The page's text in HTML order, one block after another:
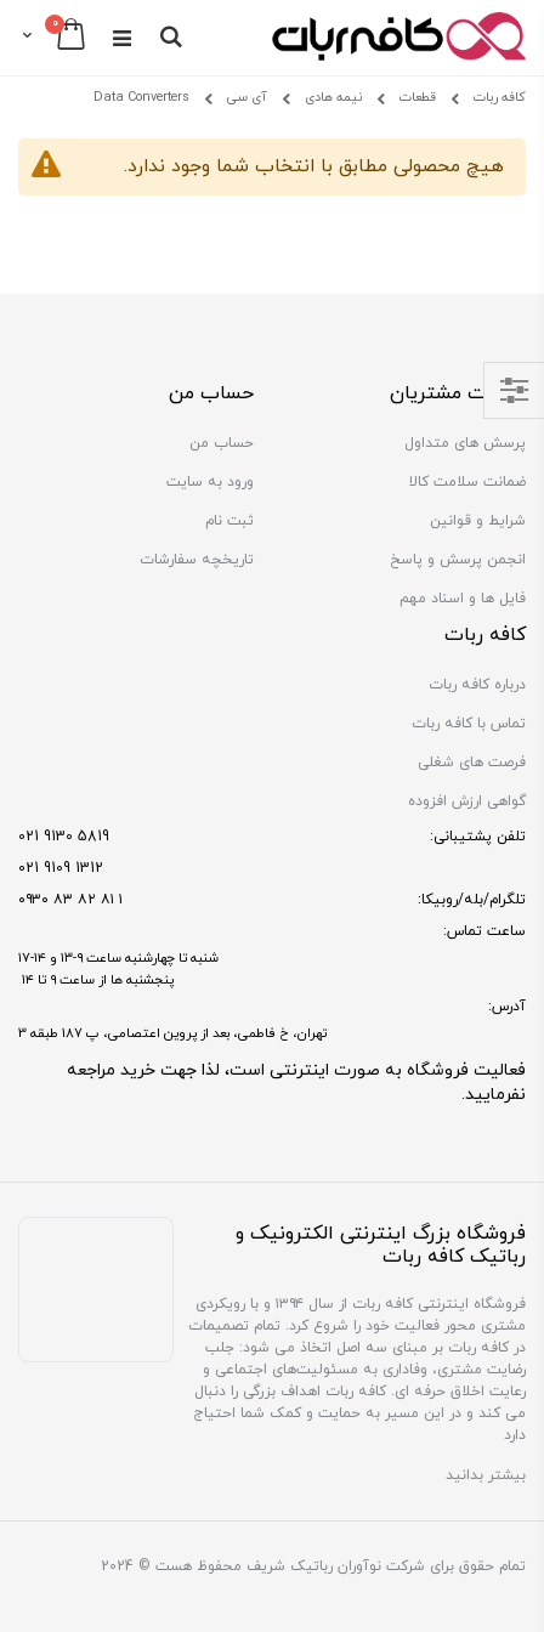
Cart0
Search
to
کافه ربات قطعات نیمه هادی آی سی Data Converters
هیچ محصولی مطابق با انتخاب شما وجود ندارد.
Shop
By
خدمات مشتریان
پرسش های متداول
ضمانت سلامت کالا
شرایط و قوانین
انجمن پرسش و پاسخ
فایل ها و اسناد مهم
حساب من
حساب من
ورود به سایت
ثبت نام
تاریخچه سفارشات
کافه ربات
درباره کافه ربات
تماس با کافه ربات
فرصت های شغلی
گواهی ارزش افزوده
تلفن پشتیبانی:
5819 9130 021
1312 9109 021
تلگرام/بله/روبیکا:
۱ ۸۱ ۸۲ ۸۳ ۰۹۳۰
ساعت تماس:
شنبه تا چهارشنبه ساعت ۹-۱۳ و ۱۴-۱۷
پنجشنبه ها از ساعت ۹ تا ۱۴
آدرس:
تهران، خ فاطمی، بعد از پروین اعتصامی، پ 187 طبقه 3
فعالیت فروشگاه به صورت اینترنتی است، لذا جهت خرید مراجعه
نفرمایید.
فروشگاه بزرگ اینترنتی الکترونیک و
رباتیک کافه ربات
فروشگاه اینترنتی کافه ربات از سال ۱۳۹۴ و با رویکردی
مشتری محور فعالیت خود را شروع کرد. تمام تصمیمات
در کافه ربات بر مبنای سه اصل اتخاذ می شود: جلب
رضایت مشتری، وفاداری به مسئولیت‌های اجتماعی و
رعایت اخلاق حرفه ای. کافه ربات اهداف بزرگی را دنبال
می کند و در این مسیر به حمایت و کمک شما احتیاج
دارد
بیشتر بدانید
تمام حقوق برای شرکت نوآوران رباتیک شریف محفوظ هست © 2024